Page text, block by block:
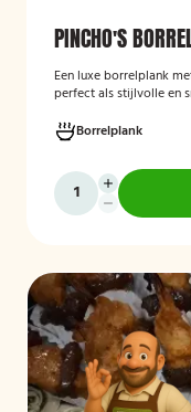
PINCHO'S
Een luxe borrelplank
perfect als stijlvolle en
Borrelplank